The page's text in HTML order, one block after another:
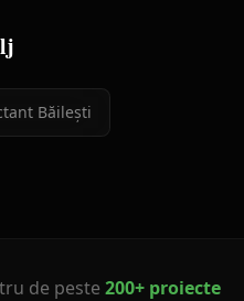
Băilești
de peste 200+ proiecte